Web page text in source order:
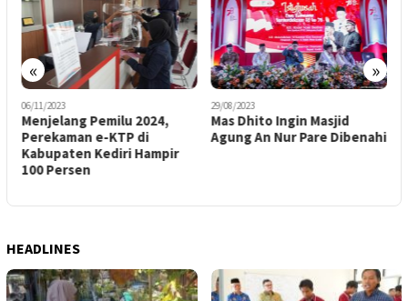
« »
06/11/2023
Menjelang Pemilu 2024,
Perekaman e-KTP di
Kabupaten Kediri Hampir
100 Persen
29/08/2023
Mas Dhito Ingin Masjid
Agung An Nur Pare Dibenahi
HEADLINES